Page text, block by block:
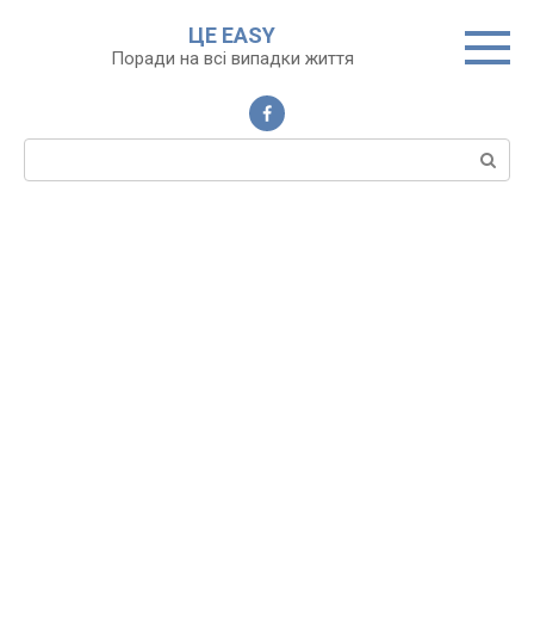
ЦЕ EASY
Поради на всі випадки життя
Пошук: